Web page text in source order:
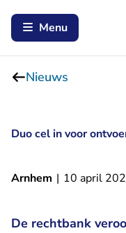
Menu
Nieuws
Duo cel in voor
Arnhem | 10 april
De rechtbank